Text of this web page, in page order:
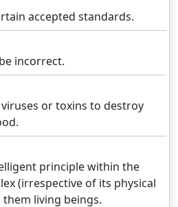
accepted standards.
incorrect.
or toxins to destroy
principle within the
(irrespective of its physical
living beings.